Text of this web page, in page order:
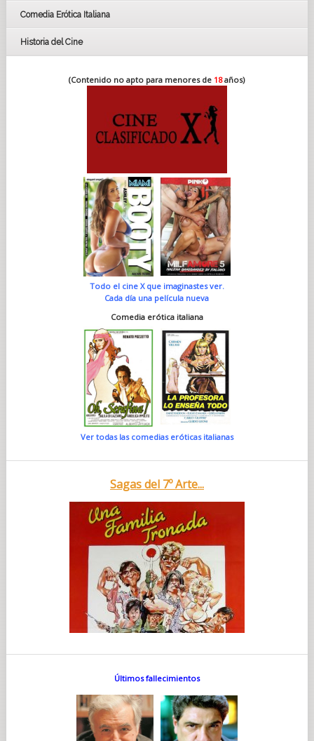
Comedia Erótica Italiana
Historia del Cine
(Contenido no apto para menores de 18años)
Todo el cine X que imaginastes ver.
Cada día una película nueva
Comedia erótica italiana
Ver todas las comedias eróticas italianas
Sagas del 7º Arte...
Últimos fallecimientos